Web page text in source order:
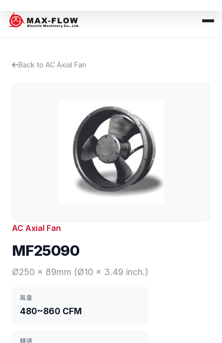
Back to AC Axial Fan
AC Axial Fan
MF25090
Ø250 x 89mm (Ø10 x 3.49 inch.)
風量
480~860 CFM
轉速